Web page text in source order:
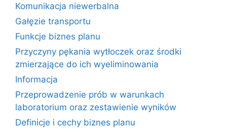
Komunikacja niewerbalna
Gałęzie transportu
Funkcje biznes planu
Przyczyny pękania wytłoczek oraz środki
zmierzające do ich wyeliminowania
Informacja
Przeprowadzenie prób w warunkach
laboratorium oraz zestawienie wyników
Definicje i cechy biznes planu